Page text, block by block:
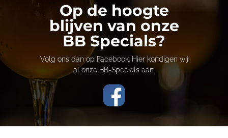
Op de hoogte
blijven van onze
BB Specials?
Volg ons dan op Facebook. Hier kondigen wij
al onze BB-Specials aan.